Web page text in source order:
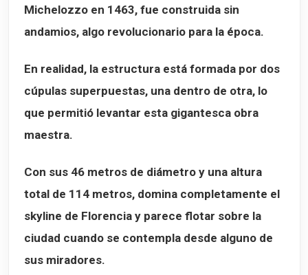
Michelozzo en 1463, fue construida sin
andamios, algo revolucionario para la época.
En realidad, la estructura está formada por dos
cúpulas superpuestas, una dentro de otra, lo
que permitió levantar esta gigantesca obra
maestra.
Con sus 46 metros de diámetro y una altura
total de 114 metros, domina completamente el
skyline de Florencia y parece flotar sobre la
ciudad cuando se contempla desde alguno de
sus miradores.